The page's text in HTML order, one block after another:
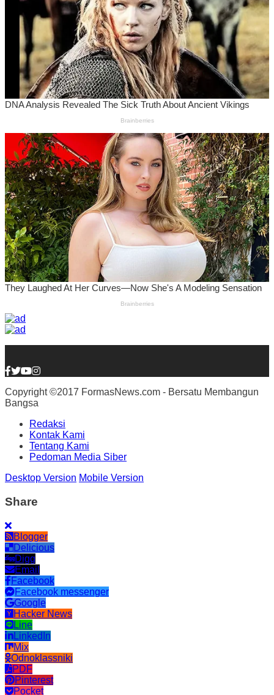
Copyright ©2017 FormasNews.com - Bersatu Membangun
Bangsa
Redaksi
Kontak Kami
Tentang Kami
Pedoman Media Siber
Desktop Version Mobile Version
Share
Blogger
Delicious
Digg
Email
Facebook
Facebook messenger
Google
Hacker News
Line
LinkedIn
Mix
Odnoklassniki
PDF
Pinterest
Pocket